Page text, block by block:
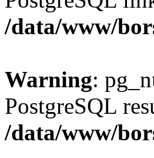
/data/www/
Warning:
PostgreSQL
/data/www/